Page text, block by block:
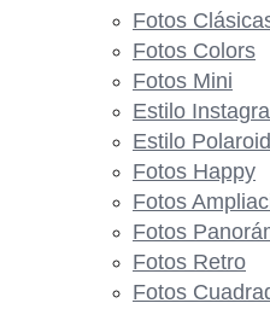
Fotos
Fotos Colors
Fotos Mini
Estilo
Estilo Polaroid
Fotos Happy
Fotos
Fotos
Fotos Retro
Fotos